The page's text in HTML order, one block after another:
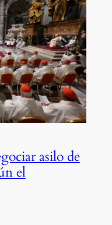
asilo de
el